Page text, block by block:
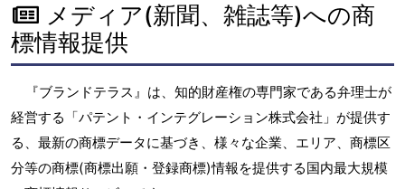
メディア(新聞、雑誌等)への商
標情報提供
『ブランドテラス』は、知的財産権の専門家である弁理士が
経営する「パテント・インテグレーション株式会社」が提供す
る、最新の商標データに基づき、様々な企業、エリア、商標区
分等の商標(商標出願・登録商標)情報を提供する国内最大規模